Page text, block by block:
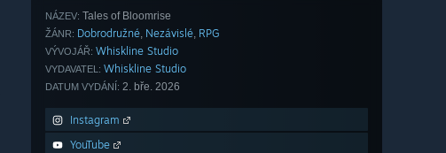
NÁZEV: Tales of Bloomrise
ŽÁNR: Dobrodružné, Nezávislé, RPG
VÝVOJÁŘ: Whiskline Studio
VYDAVATEL: Whiskline Studio
DATUM VYDÁNÍ: 2. bře. 2026
Instagram
YouTube